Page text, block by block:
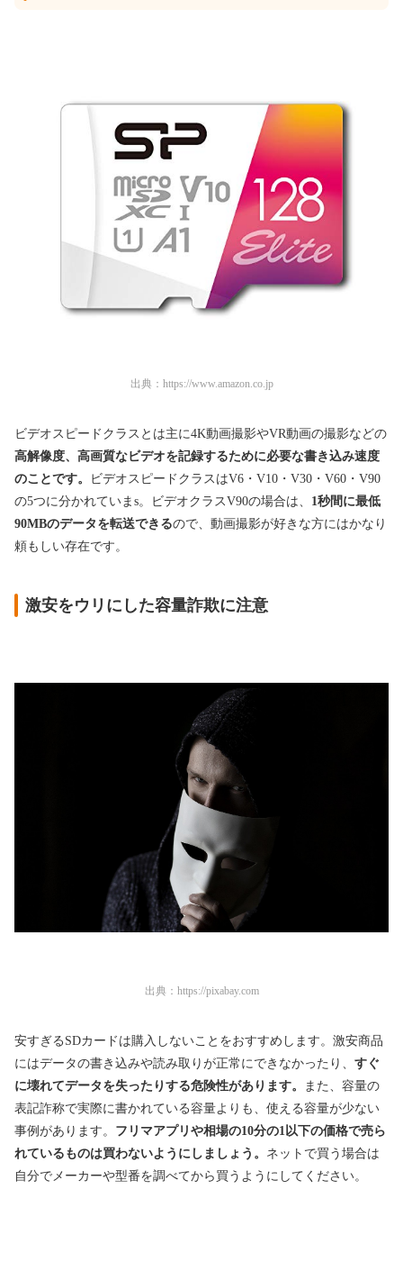
出典： https://www.amazon.co.jp
ビデオスピードクラスとは主に4K動画撮影やVR動画の撮影などの
高解像度、高画質なビデオを記録するために必要な書き込み速度
のことです。
ビデオスピードクラスはV6・V10・V30・V60・V90
の5つに分かれていまs。ビデオクラスV90の場合は、 1秒間に最低
90MBのデータを転送できるので、動画撮影が好きな方にはかなり
頼もしい存在です。
激安をウリにした容量詐欺に注意
出典： https://pixabay.com
安すぎるSDカードは購入しないことをおすすめします。激安商品
にはデータの書き込みや読み取りが正常にできなかったり、 すぐ
に壊れてデータを失ったりする危険性があります。
また、容量の
表記詐称で実際に書かれている容量よりも、使える容量が少ない
事例があります。 フリマアプリや相場の10分の1以下の価格で売ら
れているものは買わないようにしましょう。 ネットで買う場合は
自分でメーカーや型番を調べてから買うようにしてください。